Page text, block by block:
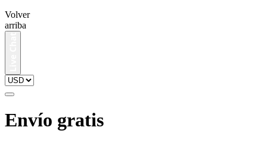
Volver
arriba
Envío gratis